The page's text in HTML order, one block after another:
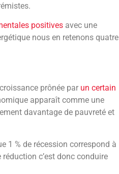
positives avec une
nous en retenons quatre
prônée par un certain
apparaît comme une
davantage de pauvreté et
1 % de récession correspond à
c’est donc conduire